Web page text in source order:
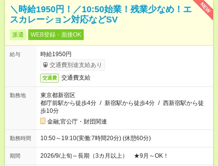
NEW
＼時給1950円！／10:50始業！残業少なめ！エ
スカレーション対応などSV
派遣 WEB登録・面接OK
給与
時給1950円
交通費別途支給あり
交通費 交通費支給
勤務地
東京都新宿区
都庁前駅から徒歩4分 / 新宿駅から徒歩4分 / 西新宿駅から徒
歩10分
金融;官公庁・財団関連
勤務時間 10:50～19:10(実働:7時間20分) (休憩60分)
期間 2026/9/上旬～長期（3カ月以上） ★9月～OK！